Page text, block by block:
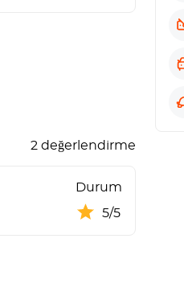
2 değerlendirme
Durum
5/5